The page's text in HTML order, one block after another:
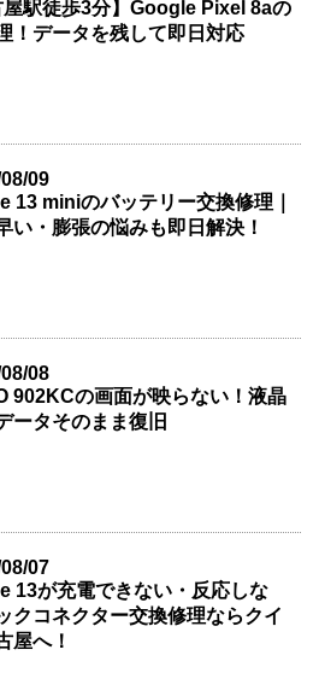
屋駅徒歩3分】Google Pixel 8aの
！データを残して即日対応
09
13 miniのバッテリー交換修理｜
い・膨張の悩みも即日解決！
08
902KCの画面が映らない！液晶
ータそのまま復旧
07
13が充電できない・反応しな
クコネクター交換修理ならクイ
屋へ！